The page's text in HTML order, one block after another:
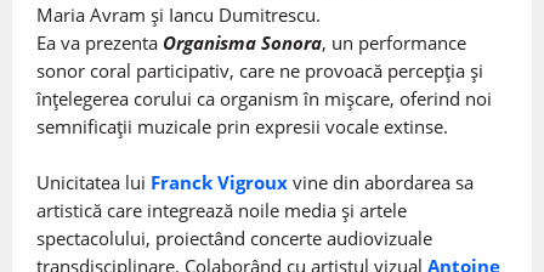
Maria Avram și Iancu Dumitrescu.
Ea va prezenta Organisma Sonora, un performance
sonor coral participativ, care ne provoacă percepția și
înțelegerea corului ca organism în mișcare, oferind noi
semnificații muzicale prin expresii vocale extinse.
Unicitatea lui Franck Vigroux vine din abordarea sa
artistică care integrează noile media și artele
spectacolului, proiectând concerte audiovizuale
transdisciplinare. Colaborând cu artistul vizual Antoine